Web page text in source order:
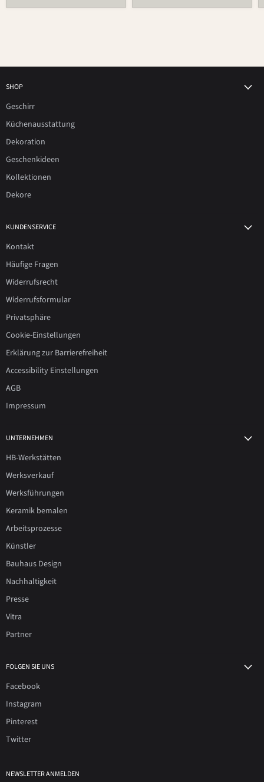
SHOP
Geschirr
Küchenausstattung
Dekoration
Geschenkideen
Kollektionen
Dekore
KUNDENSERVICE
Kontakt
Häufige Fragen
Widerrufsrecht
Widerrufsformular
Privatsphäre
Cookie-Einstellungen
Erklärung zur Barrierefreiheit
Accessibility Einstellungen
AGB
Impressum
UNTERNEHMEN
HB-Werkstätten
Werksverkauf
Werksführungen
Keramik bemalen
Arbeitsprozesse
Künstler
Bauhaus Design
Nachhaltigkeit
Presse
Vitra
Partner
FOLGEN SIE UNS
Facebook
Instagram
Pinterest
Twitter
NEWSLETTER ANMELDEN